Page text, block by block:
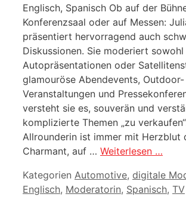
Englisch, Spanisch Ob auf der
Konferenzsaal oder auf Messen:
präsentiert hervorragend auch
Diskussionen. Sie moderiert sowohl
Autopräsentationen oder
glamouröse Abendevents, Outdoor-
Veranstaltungen und
versteht sie es, souverän und
komplizierte Themen „zu
Allrounderin ist immer mit Herzblut
Charmant, auf … Weiterlesen …
Kategorien Automotive, digitale
Englisch, Moderatorin, Spanisch, TV